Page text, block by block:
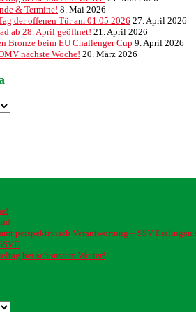
& Termine! 8. Mai 2026
der offenen Tür am 01.05.2026 27. April 2026
ab 28. April geöffnet! 21. April 2026
Bronze beim EU Challenger Cup 9. April 2026
nächste Woche! 20. März 2026
perspektivisch Verantwortung – SSV
bei schönstem Wetter!